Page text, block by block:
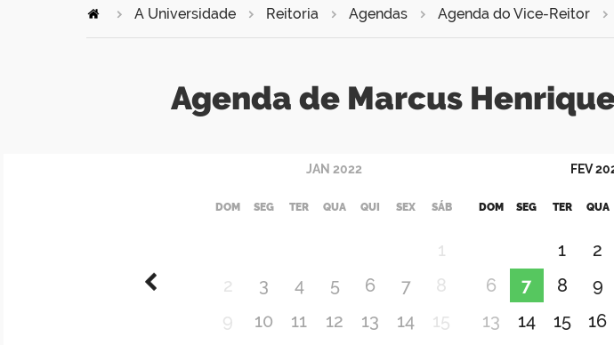
A Universidade Reitoria Agendas Agenda do Vice-Reitor
Agenda de Marcus
JAN 2022
DOM SEG TER QUA QUI SEX SÁB
1
2
3 4 5 6 7
8
9
10 11 12 13 14
15
FEV
DOM SEG TER QUA
1 2
6
7 8 9
13
14 15 16